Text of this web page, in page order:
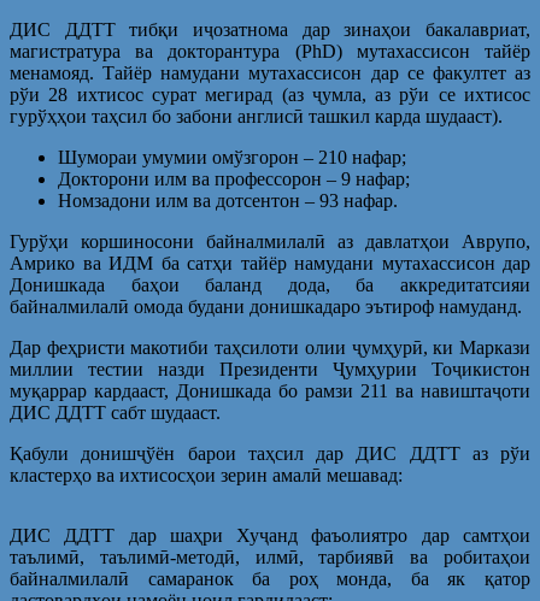
ДИС ДДТТ тибқи иҷозатнома дар зинаҳои бакалавриат,
магистратура ва докторантура (PhD) мутахассисон тайёр
менамояд. Тайёр намудани мутахассисон дар се факултет аз
рўи 28 ихтисос сурат мегирад (аз ҷумла, аз рўи се ихтисос
гурўҳҳои таҳсил бо забони англисӣ ташкил карда шудааст).
Шумораи умумии омўзгорон – 210 нафар;
Докторони илм ва профессорон – 9 нафар;
Номзадони илм ва дотсентон – 93 нафар.
Гурўҳи коршиносони байналмилалӣ аз давлатҳои Аврупо,
Амрико ва ИДМ ба сатҳи тайёр намудани мутахассисон дар
Донишкада баҳои баланд дода, ба аккредитатсияи
байналмилалӣ омода будани донишкадаро эътироф намуданд.
Дар феҳристи макотиби таҳсилоти олии ҷумҳурӣ, ки Маркази
миллии тестии назди Президенти Ҷумҳурии Тоҷикистон
муқаррар кардааст, Донишкада бо рамзи 211 ва навиштаҷоти
ДИС ДДТТ сабт шудааст.
Қабули донишҷўён барои таҳсил дар ДИС ДДТТ аз рўи
кластерҳо ва ихтисосҳои зерин амалӣ мешавад:
ДИС ДДТТ дар шаҳри Хуҷанд фаъолиятро дар самтҳои
таълимӣ, таълимӣ-методӣ, илмӣ, тарбиявӣ ва робитаҳои
байналмилалӣ самаранок ба роҳ монда, ба як қатор